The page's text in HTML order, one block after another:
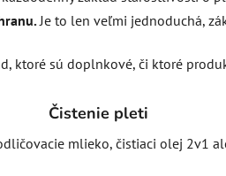
Je to len veľmi jednoduchá,
ktoré sú doplnkové, či ktoré
Čistenie pleti
mlieko, čistiaci olej 2v1